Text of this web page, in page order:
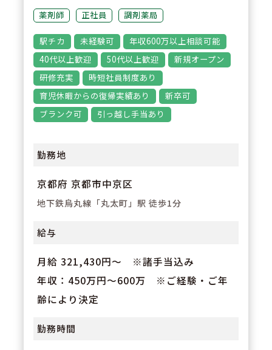
POINT3
【安定した待遇で長く働ける】
賞与は年2回・計4ヶ月分（過去実
績）を支給。日々の頑張りをしっ
かり評価する制度が整っており、
安定した収入を得ながら安心して
薬剤師 正社員 調剤薬局
駅チカ 未経験可
年収600万以上相談可能
40代以上歓迎
50代以上歓迎
新規オープン
研修充実
時短社員制度あり
育児休暇からの復帰実績あり
新卒可
ブランク可
引っ越し手当あり
勤務地
京都府 京都市中京区
地下鉄烏丸線「丸太町」駅 徒歩1分
給与
月給 321,430円～ ※諸手当込み
年収：450万円～600万 ※ご経験・ご年
齢により決定
勤務時間